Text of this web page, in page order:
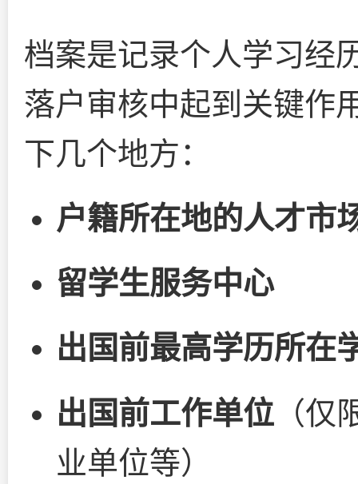
档案是记录个人学习经
落户审核中起到关键作
下几个地方：
户籍所在地的人才市
留学生服务中心
出国前最高学历所在
出国前工作单位 （
业单位等）